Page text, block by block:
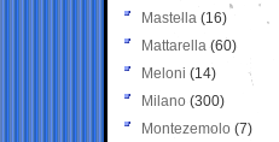
Mastella (16)
Mattarella (60)
Meloni (14)
Milano (300)
Montezemolo (7)